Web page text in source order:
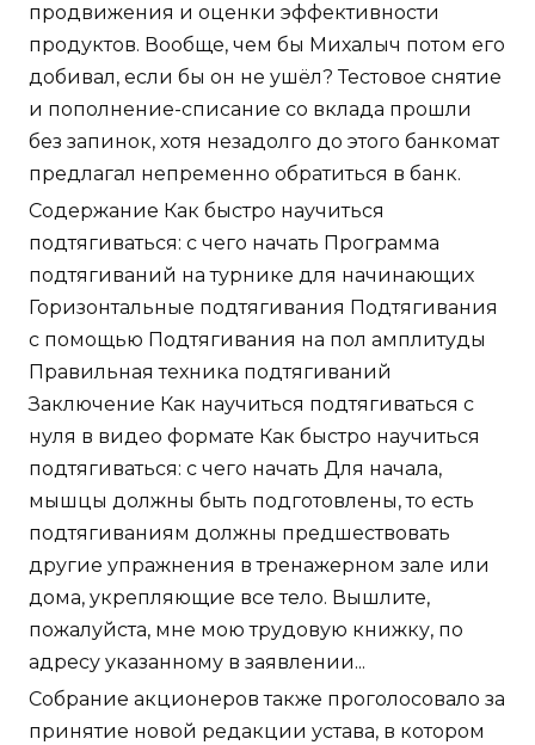
продвижения и оценки эффективности
продуктов. Вообще, чем бы Михалыч потом его
добивал, если бы он не ушёл? Тестовое снятие
и пополнение-списание со вклада прошли
без запинок, хотя незадолго до этого банкомат
предлагал непременно обратиться в банк.
Содержание Как быстро научиться
подтягиваться: с чего начать Программа
подтягиваний на турнике для начинающих
Горизонтальные подтягивания Подтягивания
с помощью Подтягивания на пол амплитуды
Правильная техника подтягиваний
Заключение Как научиться подтягиваться с
нуля в видео формате Как быстро научиться
подтягиваться: с чего начать Для начала,
мышцы должны быть подготовлены, то есть
подтягиваниям должны предшествовать
другие упражнения в тренажерном зале или
дома, укрепляющие все тело. Вышлите,
пожалуйста, мне мою трудовую книжку, по
адресу указанному в заявлении...
Собрание акционеров также проголосовало за
принятие новой редакции устава, в котором